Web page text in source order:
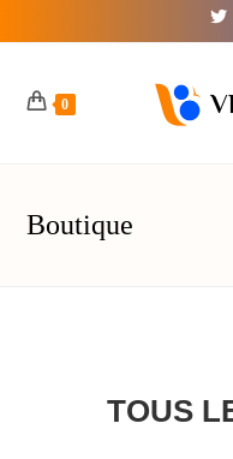
0
Boutique
TOUS